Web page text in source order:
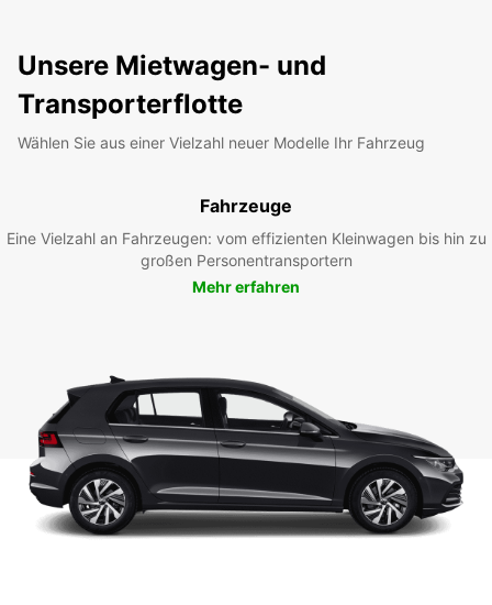
Unsere Mietwagen- und
Transporterflotte
Wählen Sie aus einer Vielzahl neuer Modelle Ihr Fahrzeug
Fahrzeuge
Eine Vielzahl an Fahrzeugen: vom effizienten Kleinwagen bis hin zu
großen Personentransportern
Mehr erfahren